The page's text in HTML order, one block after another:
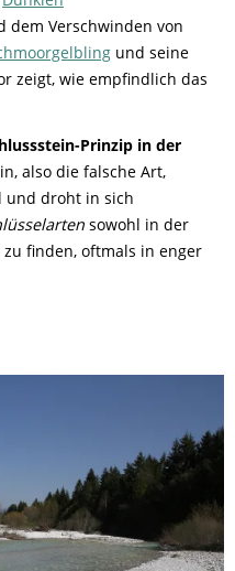
dem Verschwinden von
und seine
zeigt, wie empfindlich das
Prinzip in der
also die falsche Art,
und droht in sich
sowohl in der
finden, oftmals in enger